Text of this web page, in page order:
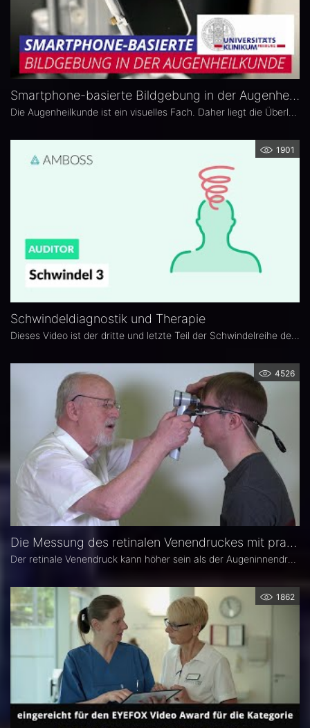
Smartphone-basierte Bildgebung in der Augenheilkunde
1901
Schwindeldiagnostik und Therapie
4526
Die Messung des retinalen Venendruckes mit praxisüblichen Tonometern
1862